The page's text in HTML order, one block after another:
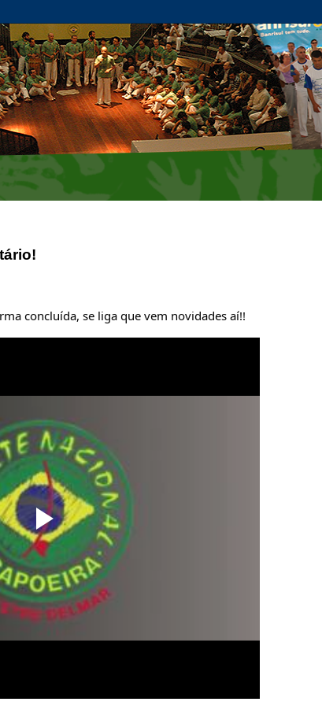
concluída, se liga que vem novidades aí!!